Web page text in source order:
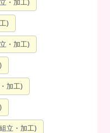
・加工)
)
・加工)
加工)
立・加工)